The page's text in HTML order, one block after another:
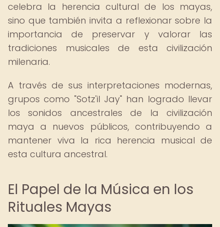
celebra la herencia cultural de los mayas,
sino que también invita a reflexionar sobre la
importancia de preservar y valorar las
tradiciones musicales de esta civilización
milenaria.
A través de sus interpretaciones modernas,
grupos como "Sotz'il Jay" han logrado llevar
los sonidos ancestrales de la civilización
maya a nuevos públicos, contribuyendo a
mantener viva la rica herencia musical de
esta cultura ancestral.
El Papel de la Música en los
Rituales Mayas